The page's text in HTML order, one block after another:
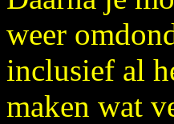
weer
inclusief al
maken wat